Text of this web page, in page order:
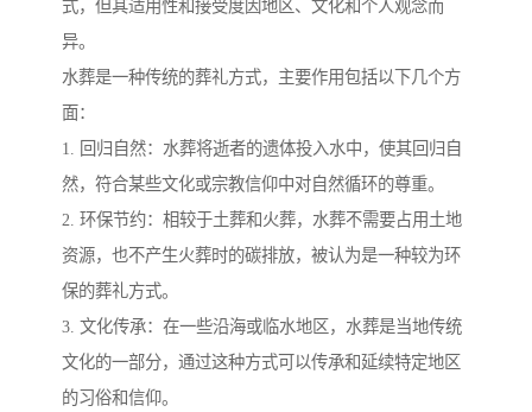
式，但其适用性和接受度因地区、文化和个人观念而
异。
水葬是一种传统的葬礼方式，主要作用包括以下几个方
面：
1. 回归自然：水葬将逝者的遗体投入水中，使其回归自
然，符合某些文化或宗教信仰中对自然循环的尊重。
2. 环保节约：相较于土葬和火葬，水葬不需要占用土地
资源，也不产生火葬时的碳排放，被认为是一种较为环
保的葬礼方式。
3. 文化传承：在一些沿海或临水地区，水葬是当地传统
文化的一部分，通过这种方式可以传承和延续特定地区
的习俗和信仰。